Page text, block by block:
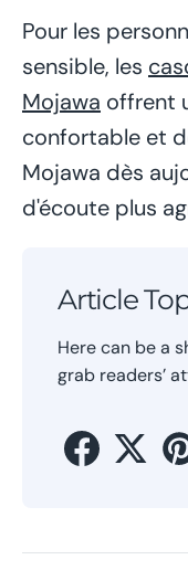
Pour les
sensible, les
Mojawa offrent
confortable et
Mojawa dès
d'écoute plus
Article
Here can be a
grab readers’